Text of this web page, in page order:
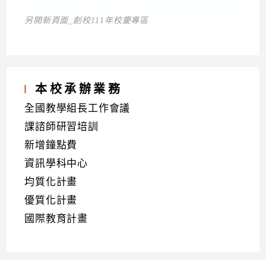
另開新頁面_創校111年校慶專區
本校承辦業務
全國教學組長工作會議
課諮師研習培訓
新增鐘點費
資訊學科中心
均質化計畫
優質化計畫
國際教育計畫